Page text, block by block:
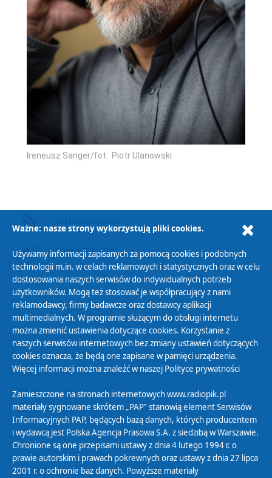
Ireneusz Sanger/fot.: Piotr Ulanowski
PODCAST AUDIO
Polityka Prywatności
Zasady korzystania z Serwisu
Organizacje Pożytku Publicznego
Cyfryzacja DAB+
Polityka ochrony danych osobowych
Abonament
Zamówienia publiczne
Ważne: nasze strony wykorzystują pliki cookies.
Używamy informacji zapisanych za pomocą cookies i podobnych
technologii m.in. w celach reklamowych i statystycznych oraz w celu
dostosowania naszych serwisów do indywidualnych potrzeb
użytkowników. Mogą też stosować je współpracujący z nami
reklamodawcy, firmy badawcze oraz dostawcy aplikacji
multimedialnych. W programie służącym do obsługi internetu
można zmienić ustawienia dotyczące cookies. Korzystanie z
naszych serwisów internetowych bez zmiany ustawień dotyczących
cookies oznacza, że będą one zapisane w pamięci urządzenia.
Więcej informacji można znaleźć w naszej Polityce prywatności
Zamieszczone na stronach internetowych www.radiopik.pl
materiały sygnowane skrótem „PAP” stanowią element Serwisów
Informacyjnych PAP, będących bazą danych, których producentem
i wydawcą jest Polska Agencja Prasowa S.A. z siedzibą w Warszawie.
Chronione są one przepisami ustawy z dnia 4 lutego 1994 r. o
prawie autorskim i prawach pokrewnych oraz ustawy z dnia 27 lipca
2001 r. o ochronie baz danych. Powyższe materiały